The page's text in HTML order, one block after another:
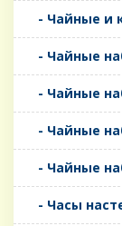
- Чайные и
- Чайные
- Чайные
- Чайные
- Чайные
- Часы